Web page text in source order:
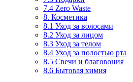
7.4 Zero Waste
8. Косметика
8.1 Уход за волосами
8.2 Уход за лицом
8.3 Уход за телом
8.4 Уход за полостью рта
8.5 Свечи и благовония
8.6 Бытовая химия